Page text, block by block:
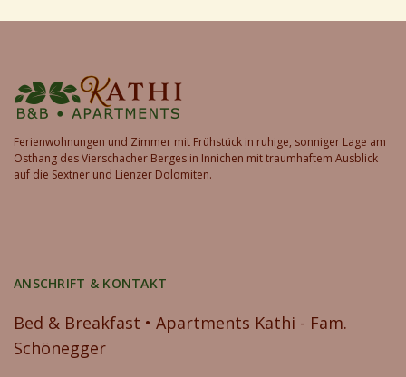
Ferienwohnungen und Zimmer mit Frühstück in ruhige, sonniger Lage am
Osthang des Vierschacher Berges in Innichen mit traumhaftem Ausblick
auf die Sextner und Lienzer Dolomiten.
ANSCHRIFT & KONTAKT
Bed & Breakfast • Apartments Kathi - Fam.
Schönegger